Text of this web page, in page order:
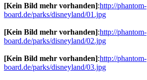
[Kein Bild mehr vorhanden]:http://phantom-
board.de/parks/disneyland/01.jpg
[Kein Bild mehr vorhanden]:http://phantom-
board.de/parks/disneyland/02.jpg
[Kein Bild mehr vorhanden]:http://phantom-
board.de/parks/disneyland/03.jpg